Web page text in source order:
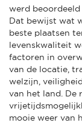
werd beoordeeld
Dat bewijst wat
beste plaatsen
levenskwaliteit
factoren in
van de locatie,
welzijn,
van het land. De
mooie weer van